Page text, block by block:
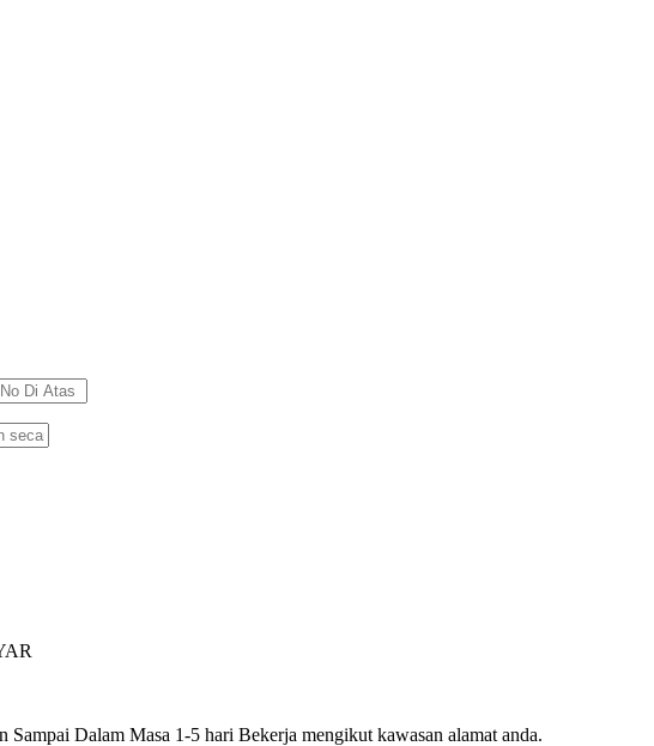
Dalam Masa 1-5 hari Bekerja mengikut kawasan alamat anda.